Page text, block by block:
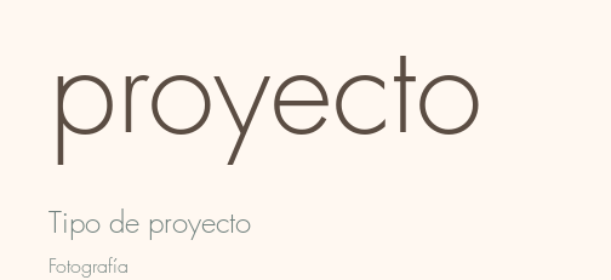
proyecto
Tipo de proyecto
Fotografía